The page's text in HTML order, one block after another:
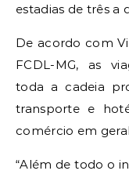
estadias de três a
De acordo com
FCDL-MG, as
toda a cadeia
transporte e
comércio em
“Além de todo o